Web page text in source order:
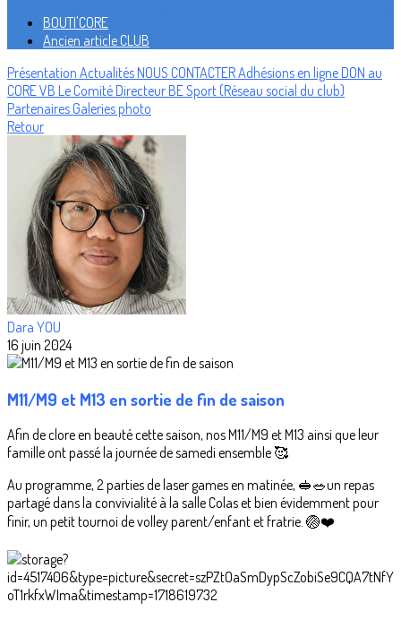
BOUTI'CORE
Ancien article CLUB
Présentation Actualités NOUS CONTACTERAdhésions en ligne DON au
CORE VB Le Comité Directeur BE Sport (Réseau social du club)
Partenaires Galeries photo
Retour
Dara YOU
16 juin 2024
M11/M9 et M13 en sortie de fin de saison
Afin de clore en beauté cette saison, nos M11/M9 et M13 ainsi que leur
famille ont passé la journée de samedi ensemble 🥰
Au programme, 2 parties de laser games en matinée, 🥪🥗un repas
partagé dans la convivialité à la salle Colas et bien évidemment pour
finir, un petit tournoi de volley parent/enfant et fratrie. 🏐❤️